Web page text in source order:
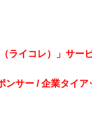
イコレ）」サー
サー / 企業タイア